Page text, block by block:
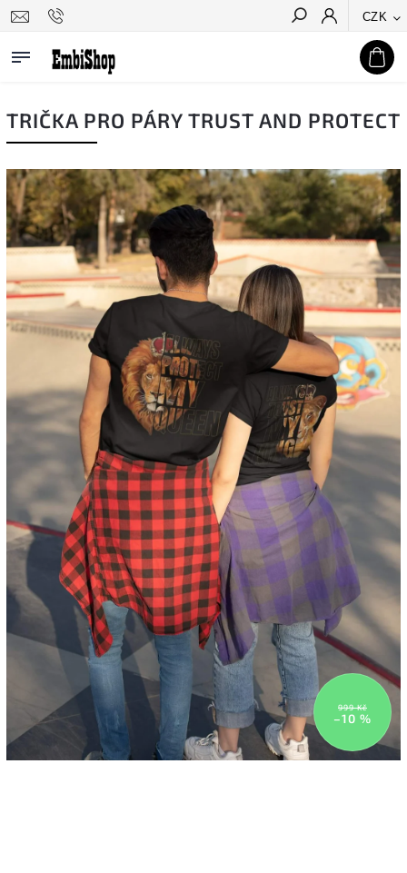
CZK
Hledat
TRIČKA PRO PÁRY TRUST AND PROTECT
999 Kč
–10 %